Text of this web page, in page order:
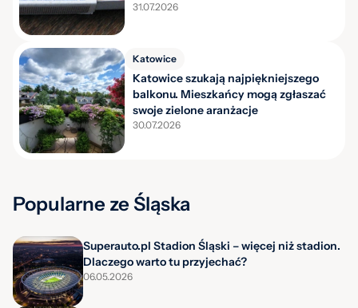
31.07.2026
Katowice
Katowice szukają najpiękniejszego
balkonu. Mieszkańcy mogą zgłaszać
swoje zielone aranżacje
30.07.2026
Popularne ze Śląska
Superauto.pl Stadion Śląski – więcej niż stadion.
Dlaczego warto tu przyjechać?
06.05.2026